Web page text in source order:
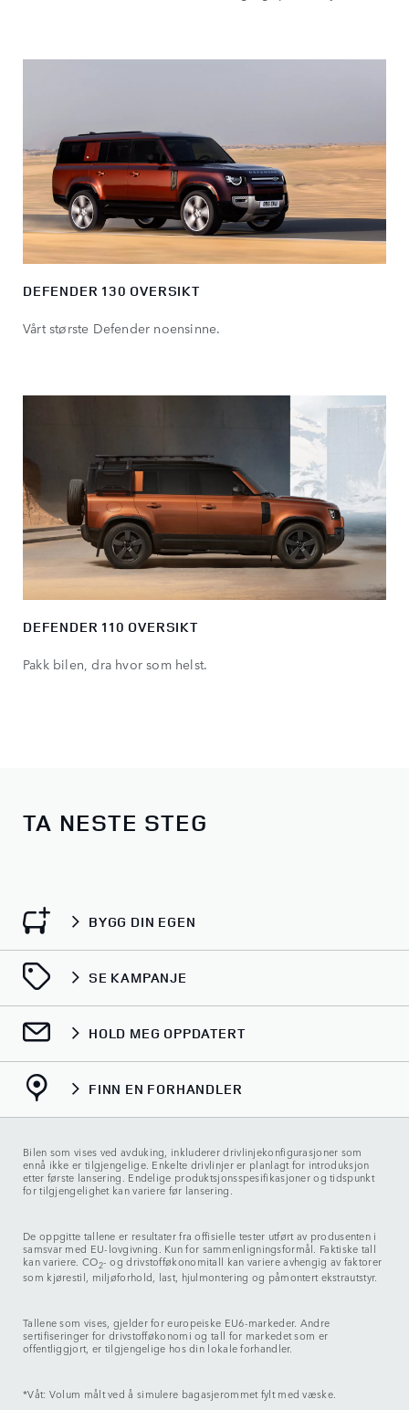
DEFENDER 130 OVERSIKT
Vårt største Defender noensinne.
DEFENDER 110 OVERSIKT
Pakk bilen, dra hvor som helst.
TA NESTE STEG
BYGG DIN EGEN
SE KAMPANJE
HOLD MEG OPPDATERT
FINN EN FORHANDLER
Bilen som vises ved avduking, inkluderer drivlinjekonfigurasjoner som
ennå ikke er tilgjengelige. Enkelte drivlinjer er planlagt for introduksjon
etter første lansering. Endelige produktsjonsspesifikasjoner og tidspunkt
for tilgjengelighet kan variere før lansering.
De oppgitte tallene er resultater fra offisielle tester utført av produsenten i
samsvar med EU-lovgivning. Kun for sammenligningsformål. Faktiske tall
kan variere. CO2- og drivstofføkonomitall kan variere avhengig av faktorer
som kjørestil, miljøforhold, last, hjulmontering og påmontert ekstrautstyr.
Tallene som vises, gjelder for europeiske EU6-markeder. Andre
sertifiseringer for drivstofføkonomi og tall for markedet som er
offentliggjort, er tilgjengelige hos din lokale forhandler.
*Våt: Volum målt ved å simulere bagasjerommet fylt med væske.